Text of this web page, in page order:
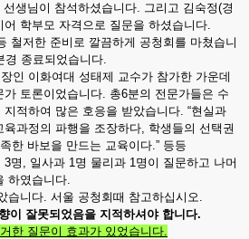
생님이 참석하셨습니다. 그리고 김숙정(경
학부모 자격으로 질문을 하셨습니다.
철저한 준비로 깔끔하게 공청회를 마쳤습니
경 종료되었습니다.
인 이화여대 성태제 교수가 참가한 가운데
토론이었습니다. 총6분의 전문가들은 수
적하여 많은 호응을 받았습니다. “현실과
과정의 파행을 조장하다, 학생들의 선택권
한 바보을 만드는 교육이다.” 등등
명, 일사과 1명 물리과 1명이 질문하고 나머
하였습니다.
습니다. 서울 공청회때 참고하십시오.
이 잘못되었음을 지적하셔야 합니다.
한 질문이 효과가 있었습니다.